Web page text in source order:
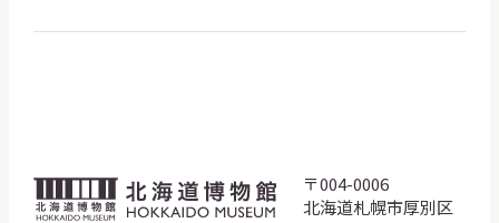
北
〒004-0006
北海道札幌市厚別区